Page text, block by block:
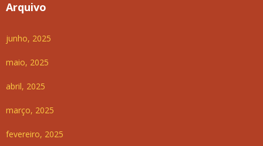
Arquivo
junho, 2025
maio, 2025
abril, 2025
março, 2025
fevereiro, 2025